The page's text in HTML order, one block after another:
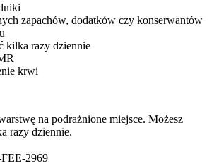
zapachów, dodatków czy konserwantów
kilka razy dziennie
krwi
na podrażnione miejsce. Możesz
razy dziennie.
2969